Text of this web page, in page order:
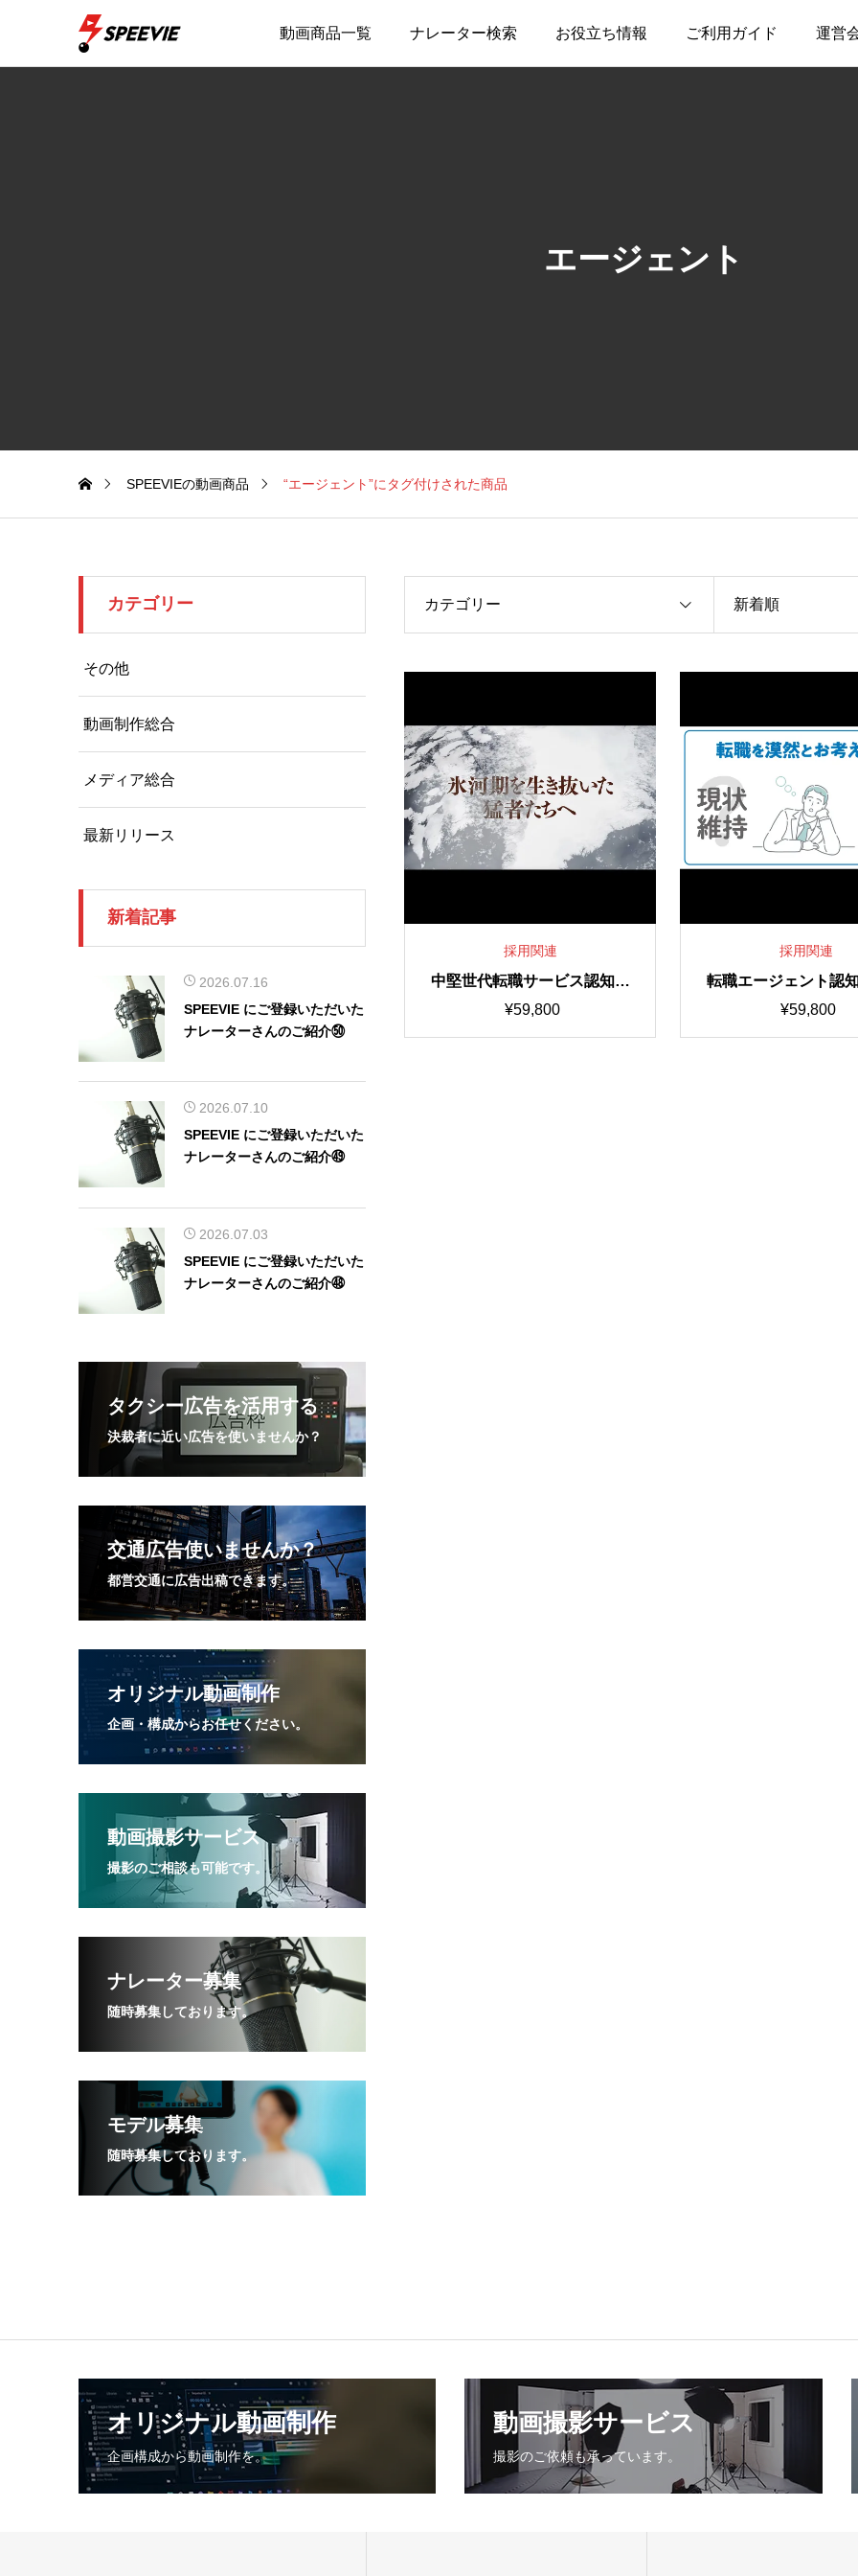
動画商品一覧 ナレーター検索 お役立ち情報 ご利用ガイド 運営
エージェント
SPEEVIEの動画商品 “エージェント”にタグ付けされた商品
カテゴリー 新着順
採用関連
中堅世代転職サービス認知拡
大15秒動画
¥59,800
採用関連
転職エージェント認
告15秒動画
¥59,800
カテゴリー
その他
動画制作総合
メディア総合
最新リリース
新着記事
2026.07.16
SPEEVIE にご登録いただいた
ナレーターさんのご紹介㊿
2026.07.10
SPEEVIE にご登録いただいた
ナレーターさんのご紹介㊾
2026.07.03
SPEEVIE にご登録いただいた
ナレーターさんのご紹介㊽
タクシー広告を活用する
決裁者に近い広告を使いませんか？
交通広告使いませんか？
都営交通に広告出稿できます。
オリジナル動画制作
企画・構成からお任せください。
動画撮影サービス
撮影のご相談も可能です。
ナレーター募集
随時募集しております。
モデル募集
随時募集しております。
オリジナル動画制作
企画構成から動画制作を。
動画撮影サービス
撮影のご依頼も承っています。